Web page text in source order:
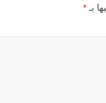
بـ *